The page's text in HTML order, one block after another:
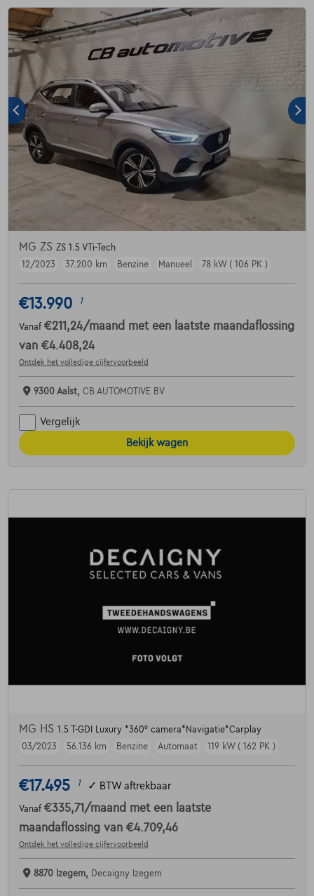
MG ZS ZS 1.5 VTi-Tech
12/2023
37.200 km Benzine Manueel 78 kW ( 106 PK )
€13.990 1
Vanaf €211,24/maand met een laatste maandaflossing
van €4.408,24
Ontdek het volledige cijfervoorbeeld
9300 Aalst, CB AUTOMOTIVE BV
Vergelijk
Bekijk wagen
MG HS 1.5 T-GDI Luxury *360° camera*Navigatie*Carplay
03/2023
56.136 km Benzine Automaat 119 kW ( 162 PK )
€17.495 1 ✓ BTW aftrekbaar
Vanaf €335,71 /maand met een laatste
maandaflossing van €4.709,46
Ontdek het volledige cijfervoorbeeld
8870 Izegem, Decaigny Izegem